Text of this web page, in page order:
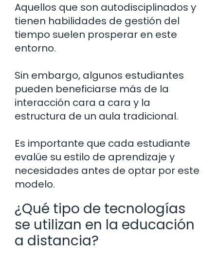
Aquellos que son autodisciplinados y
tienen habilidades de gestión del
tiempo suelen prosperar en este
entorno.
Sin embargo, algunos estudiantes
pueden beneficiarse más de la
interacción cara a cara y la
estructura de un aula tradicional.
Es importante que cada estudiante
evalúe su estilo de aprendizaje y
necesidades antes de optar por este
modelo.
¿Qué tipo de tecnologías
se utilizan en la educación
a distancia?